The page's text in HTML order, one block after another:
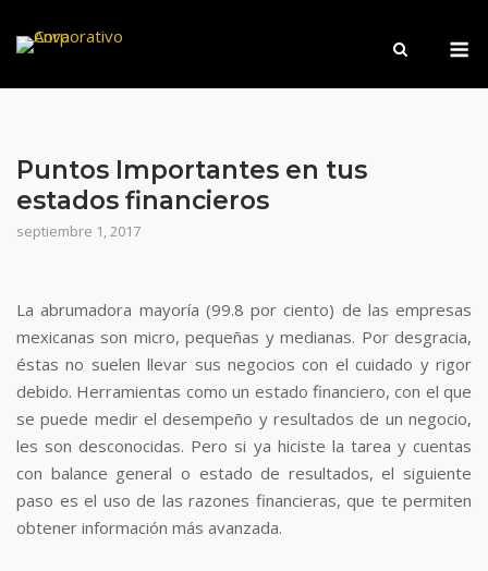
Puntos Importantes en tus
estados financieros
septiembre 1, 2017
La abrumadora mayoría (99.8 por ciento) de las empresas
mexicanas son micro, pequeñas y medianas. Por desgracia,
éstas no suelen llevar sus negocios con el cuidado y rigor
debido. Herramientas como un estado financiero, con el que
se puede medir el desempeño y resultados de un negocio,
les son desconocidas. Pero si ya hiciste la tarea y cuentas
con balance general o estado de resultados, el siguiente
paso es el uso de las razones financieras, que te permiten
obtener información más avanzada.